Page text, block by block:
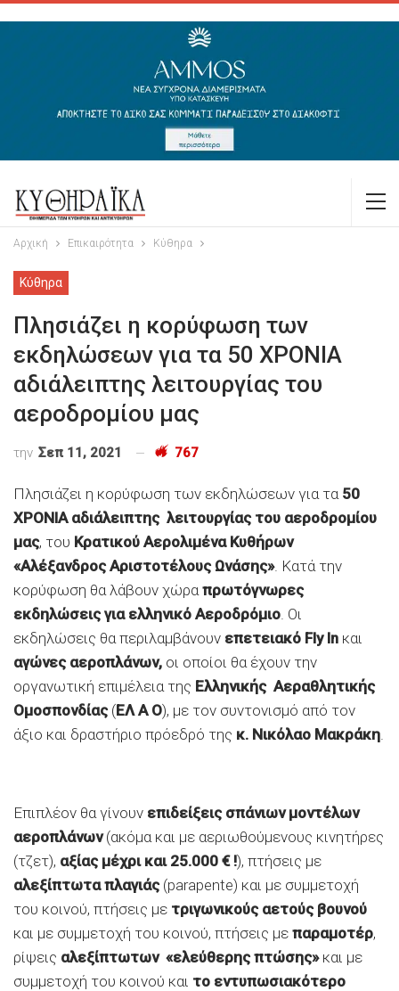
Αρχική Επικαιρότητα Κύθηρα
Κύθηρα
Πλησιάζει η κορύφωση των
εκδηλώσεων για τα 50 ΧΡΟΝΙΑ
αδιάλειπτης λειτουργίας του
αεροδρομίου μας
την Σεπ 11, 2021 767
Πλησιάζει η κορύφωση των εκδηλώσεων για τα 50
ΧΡΟΝΙΑ αδιάλειπτης λειτουργίας του αεροδρομίου
μας, του Κρατικού Αερολιμένα Κυθήρων
«Αλέξανδρος Αριστοτέλους Ωνάσης». Κατά την
κορύφωση θα λάβουν χώρα πρωτόγνωρες
εκδηλώσεις για ελληνικό Αεροδρόμιο . Οι
εκδηλώσεις θα περιλαμβάνουν επετειακό Fly In και
αγώνες αεροπλάνων, οι οποίοι θα έχουν την
οργανωτική επιμέλεια της Ελληνικής Αεραθλητικής
Ομοσπονδίας(ΕΛ Α Ο), με τον συντονισμό από τον
άξιο και δραστήριο πρόεδρό της κ. Νικόλαο Μακράκη
Επιπλέον θα γίνουν επιδείξεις σπάνιων μοντέλων
αεροπλάνων(ακόμα και με αεριωθούμενους κινητήρες
(τζετ), αξίας μέχρι και 25.000 € !), πτήσεις με
αλεξίπτωτα πλαγιάς(parapente) και με συμμετοχή
του κοινού, πτήσεις με τριγωνικούς αετούς βουνού
και με συμμετοχή του κοινού, πτήσεις με παραμοτέρ,
ρίψεις αλεξίπτωτων «ελεύθερης πτώσης»και με
συμμετοχή του κοινού και το εντυπωσιακότερο